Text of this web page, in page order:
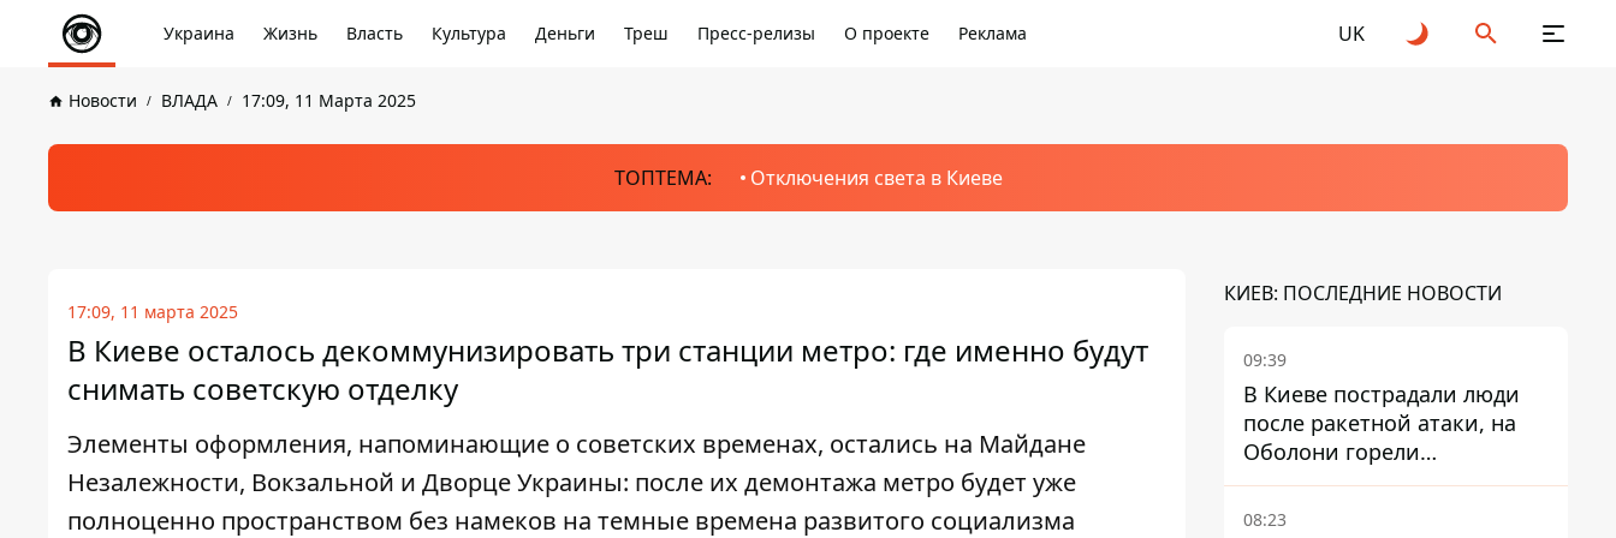
Украина Жизнь Власть Культура Деньги Треш Пресс-релизы О проекте Реклама UK
Новости ВЛАДА 17:09, 11 Марта 2025
ТОПТЕМА: Отключения света в Киеве
17:09, 11 марта 2025
В Киеве осталось декоммунизировать три станции метро: где именно будут
снимать советскую отделку
Элементы оформления, напоминающие о советских временах, остались на Майдане
Незалежности, Вокзальной и Дворце Украины: после их демонтажа метро будет уже
полноценно пространством без намеков на темные времена развитого социализма
КИЕВ: ПОСЛЕДНИЕ НОВОСТИ
09:39
В Киеве пострадали люди
после ракетной атаки, на
Оболони горели
резервуары с топливом
08:23